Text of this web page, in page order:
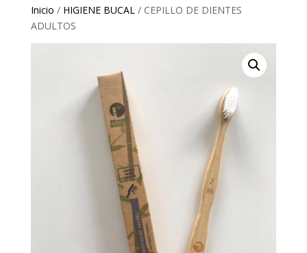
Inicio / HIGIENE BUCAL/ CEPILLO DE DIENTES
ADULTOS